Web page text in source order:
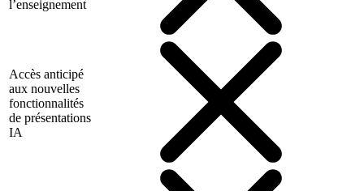
l’enseignement
Accès anticipé
aux nouvelles
fonctionnalités
de présentations
IA